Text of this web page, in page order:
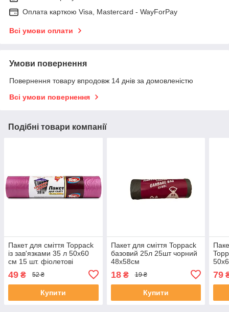
Оплата карткою Visa, Mastercard - WayForPay
Всі умови оплати
Умови повернення
Повернення товару впродовж 14 днів за домовленістю
Всі умови повернення
Подібні товари компанії
Пакет для сміття Toppack
із зав'язками 35 л 50х60
см 15 шт. фіолетові
49 ₴ 52 ₴
Купити
Пакет для сміття Toppack
базовий 25л 25шт чорний
48х58см
18₴ 19 ₴
Купити
79